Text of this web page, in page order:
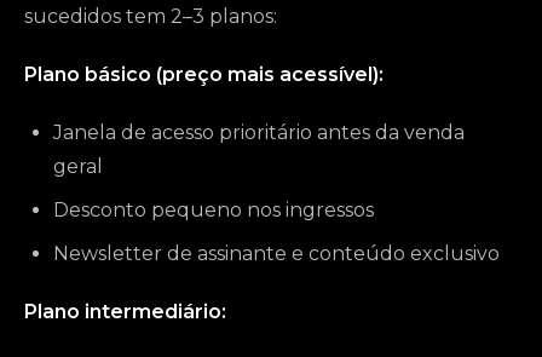
sucedidos tem 2–3 planos:
Plano básico (preço mais acessível):
Janela de acesso prioritário antes da venda
geral
Desconto pequeno nos ingressos
Newsletter de assinante e conteúdo exclusivo
Plano intermediário: